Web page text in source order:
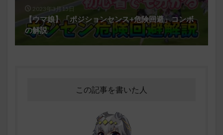
2023年3月15日
【ウマ娘】「ポジションセンス+危険回避」コンボ
の解説
この記事を書いた人